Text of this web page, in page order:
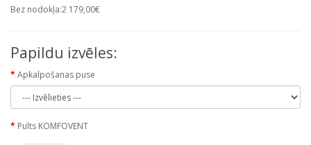
Bez nodokļa:2 179,00€
Papildu izvēles:
Apkalpošanas puse
Pults KOMFOVENT